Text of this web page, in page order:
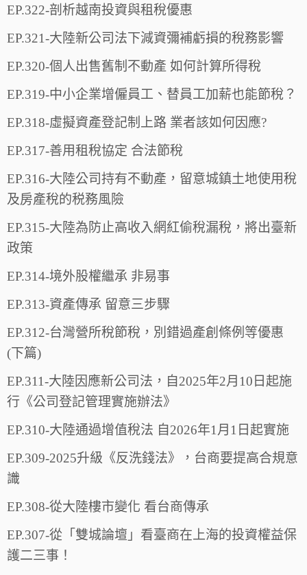
EP.322-剖析越南投資與租稅優惠
EP.321-大陸新公司法下減資彌補虧損的稅務影響
EP.320-個人出售舊制不動產 如何計算所得稅
EP.319-中小企業增僱員工、替員工加薪也能節稅？
EP.318-虛擬資產登記制上路 業者該如何因應?
EP.317-善用租稅協定 合法節稅
EP.316-大陸公司持有不動產，留意城鎮土地使用稅
及房產稅的税務風險
EP.315-大陸為防止高收入網紅偷稅漏稅，將出臺新
政策
EP.314-境外股權繼承 非易事
EP.313-資產傳承 留意三步驟
EP.312-台灣營所稅節稅，別錯過產創條例等優惠
(下篇)
EP.311-大陸因應新公司法，自2025年2月10日起施
行《公司登記管理實施辦法》
EP.310-大陸通過增值稅法 自2026年1月1日起實施
EP.309-2025升級《反洗錢法》，台商要提高合規意
識
EP.308-從大陸樓市變化 看台商傳承
EP.307-從「雙城論壇」看臺商在上海的投資權益保
護二三事！